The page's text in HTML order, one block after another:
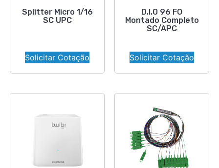
Splitter Micro 1/16
SC UPC
Solicitar Cotação
D.I.O 96 FO
Montado Completo
SC/APC
Solicitar Cotação